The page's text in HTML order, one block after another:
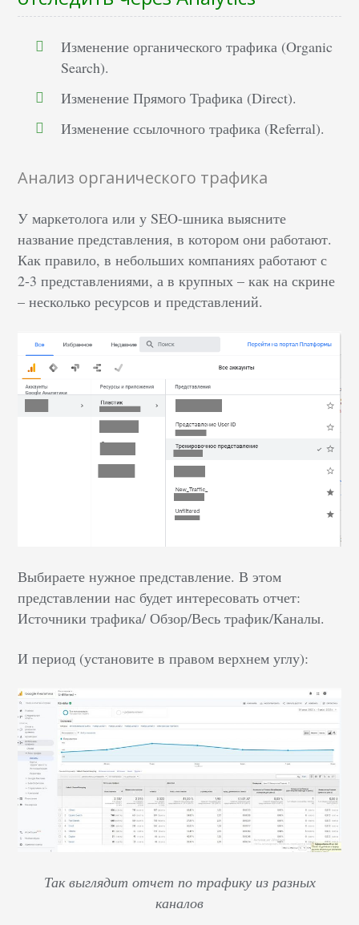
Изменение органического трафика (Organic
Search).
Изменение Прямого Трафика (Direct).
Изменение ссылочного трафика (Referral).
Анализ органического трафика
У маркетолога или у SEO-шника выясните
название представления, в котором они работают.
Как правило, в небольших компаниях работают с
2-3 представлениями, а в крупных – как на скрине
– несколько ресурсов и представлений.
Выбираете нужное представление. В этом
представлении нас будет интересовать отчет:
Источники трафика/ Обзор/Весь трафик/Каналы.
И период (установите в правом верхнем углу):
Так выглядит отчет по трафику из разных
каналов